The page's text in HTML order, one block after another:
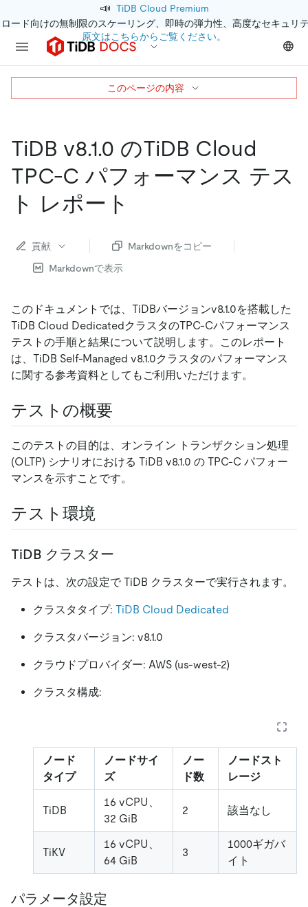
📣 TiDB Cloud Premium
ード向けの無制限のスケーリング、即時の弾力性、高度なセキュリ
原文はこちらからご覧ください。
TiDB v8.1.0 のTiDB Cloud
TPC-C パフォーマンス テス
ト レポート
貢献
Markdownをコピー
Markdownで表示
このドキュメントでは、TiDBバージョンv8.1.0を搭載した
TiDB Cloud DedicatedクラスタのTPC-Cパフォーマンス
テストの手順と結果について説明します。このレポート
は、TiDB Self-Managed v8.1.0クラスタのパフォーマンス
に関する参考資料としてもご利用いただけます。
テストの概要
このテストの目的は、オンライン トランザクション処理
(OLTP) シナリオにおける TiDB v8.1.0 の TPC-C パフォー
マンスを示すことです。
テスト環境
TiDB クラスター
テストは、次の設定で TiDB クラスターで実行されます。
クラスタタイプ: TiDB Cloud Dedicated
クラスタバージョン: v8.1.0
クラウドプロバイダー: AWS (us-west-2)
クラスタ構成:
ノード
タイプ
ノードサイ
ズ
ノー
ド数
ノードスト
レージ
TiDB
16 vCPU、
32 GiB
2 該当なし
TiKV
16 vCPU、
64 GiB
3
1000ギガバ
イト
パラメータ設定
このページの内容